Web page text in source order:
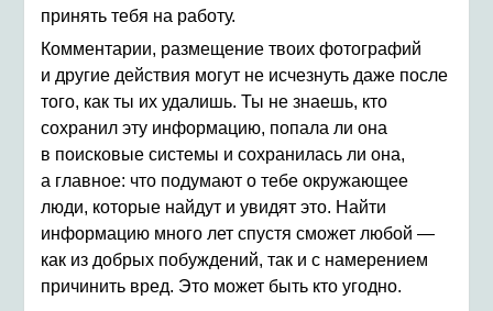
принять тебя на работу.
Комментарии, размещение твоих фотографий
и другие действия могут не исчезнуть даже после
того, как ты их удалишь. Ты не знаешь, кто
сохранил эту информацию, попала ли она
в поисковые системы и сохранилась ли она,
а главное: что подумают о тебе окружающее
люди, которые найдут и увидят это. Найти
информацию много лет спустя сможет любой —
как из добрых побуждений, так и с намерением
причинить вред. Это может быть кто угодно.